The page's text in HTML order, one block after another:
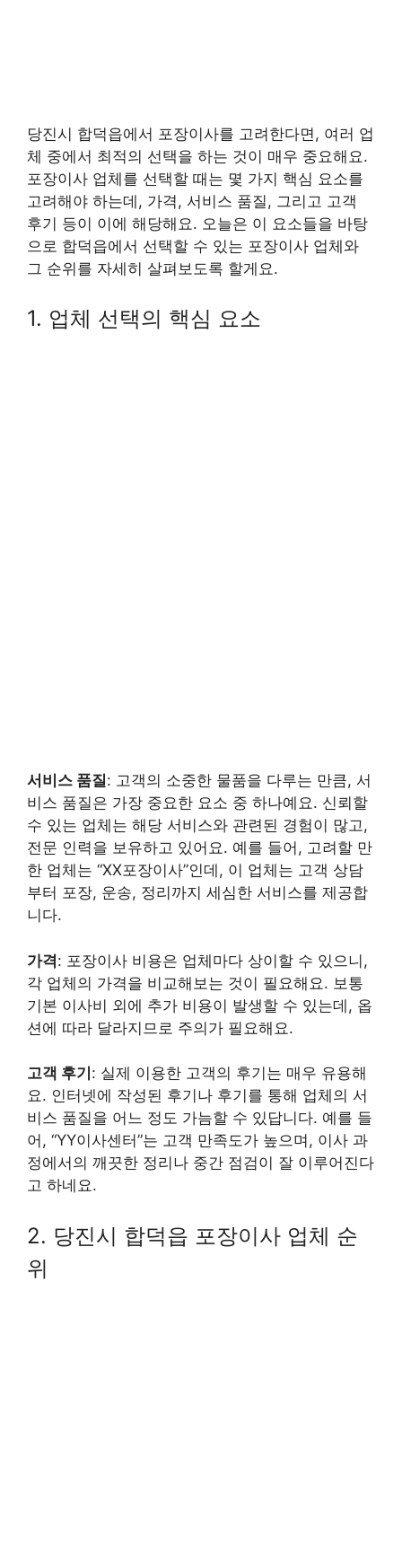
당진시 합덕읍에서 포장이사를 고려한다면, 여러 업
체 중에서 최적의 선택을 하는 것이 매우 중요해요.
포장이사 업체를 선택할 때는 몇 가지 핵심 요소를
고려해야 하는데, 가격, 서비스 품질, 그리고 고객
후기 등이 이에 해당해요. 오늘은 이 요소들을 바탕
으로 합덕읍에서 선택할 수 있는 포장이사 업체와
그 순위를 자세히 살펴보도록 할게요.
1. 업체 선택의 핵심 요소
서비스 품질: 고객의 소중한 물품을 다루는 만큼, 서
비스 품질은 가장 중요한 요소 중 하나예요. 신뢰할
수 있는 업체는 해당 서비스와 관련된 경험이 많고,
전문 인력을 보유하고 있어요. 예를 들어, 고려할 만
한 업체는 “XX포장이사”인데, 이 업체는 고객 상담
부터 포장, 운송, 정리까지 세심한 서비스를 제공합
니다.
가격: 포장이사 비용은 업체마다 상이할 수 있으니,
각 업체의 가격을 비교해보는 것이 필요해요. 보통
기본 이사비 외에 추가 비용이 발생할 수 있는데, 옵
션에 따라 달라지므로 주의가 필요해요.
고객 후기 : 실제 이용한 고객의 후기는 매우 유용해
요. 인터넷에 작성된 후기나 후기를 통해 업체의 서
비스 품질을 어느 정도 가늠할 수 있답니다. 예를 들
어, “YY이사센터”는 고객 만족도가 높으며, 이사 과
정에서의 깨끗한 정리나 중간 점검이 잘 이루어진다
고 하네요.
2. 당진시 합덕읍 포장이사 업체 순
위